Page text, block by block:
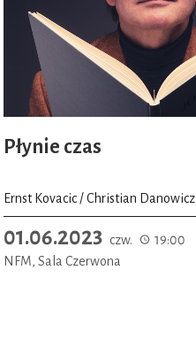
Płynie czas
Ernst Kovacic / Christian Danowicz
01.06.2023 czw.
19:00
NFM, Sala Czerwona